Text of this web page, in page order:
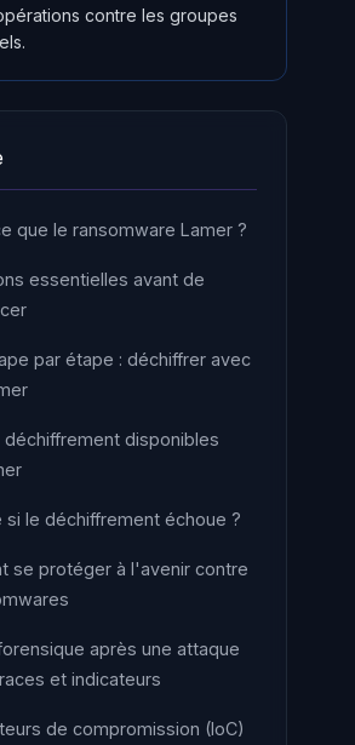
contre les groupes
que le ransomware Lamer ?
essentielles avant de
par étape : déchiffrer avec
déchiffrement disponibles
si le déchiffrement échoue ?
se protéger à l'avenir contre
après une attaque
et indicateurs
de compromission (IoC)